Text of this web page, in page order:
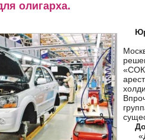
олигарха.